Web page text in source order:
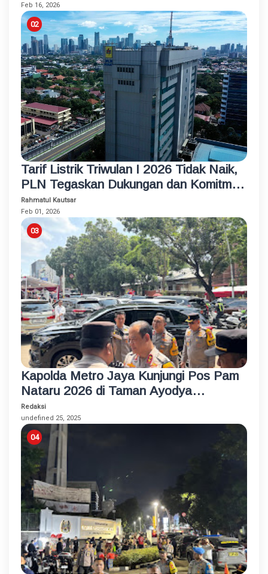
Feb 16, 2026
Tarif Listrik Triwulan I 2026 Tidak Naik,
PLN Tegaskan Dukungan dan Komitmen
Jaga Keandalan dan Kualitas Layanan
Rahmatul Kautsar
Feb 01, 2026
Kapolda Metro Jaya Kunjungi Pos Pam
Nataru 2026 di Taman Ayodya
Kebayoran Baru
Redaksi
undefined 25, 2025